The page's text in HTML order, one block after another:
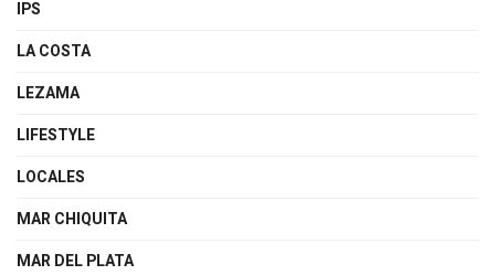
IPS
LA COSTA
LEZAMA
LIFESTYLE
LOCALES
MAR CHIQUITA
MAR DEL PLATA